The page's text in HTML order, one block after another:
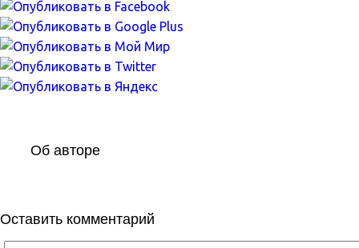
Об авторе
Оставить комментарий